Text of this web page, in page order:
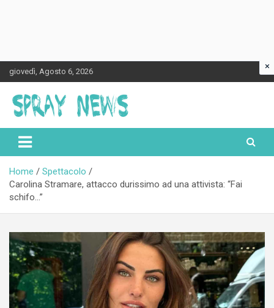
Skip
to
content
giovedì, Agosto 6, 2026
Spraynews.it
Home
Spettacolo
Carolina Stramare, attacco durissimo ad una attivista: “Fai
schifo…”
×